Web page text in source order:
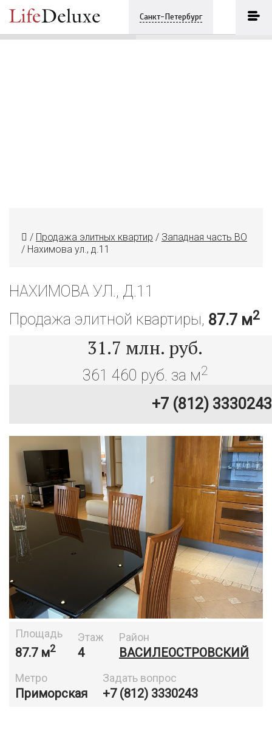
Санкт-Петербург
/ Продажа элитных квартир / Западная часть ВО
/ Нахимова ул., д.11
НАХИМОВА УЛ., Д.11
Продажа элитной квартиры, 87.7 м2
31.7 млн. руб.
361 460 руб. за м2
+7 (812) 3330243
Площадь
87.7 м2
Этаж
4
Район
ВАСИЛЕОСТРОВСКИЙ
Метро
Приморская
Задать вопрос
+7 (812) 3330243
Нахимова ул., д.11
+7 (812) 3330243 ПОЗВОНИТЬ